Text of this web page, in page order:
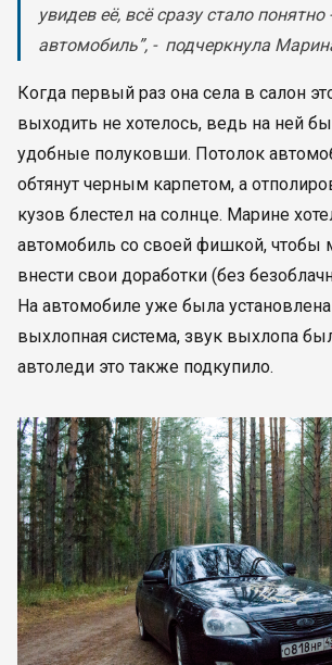
увидев её, всё сразу стало понятно
автомобиль”, - подчеркнула
Когда первый раз она села в салон
выходить не хотелось, ведь на ней
удобные полуковши. Потолок
обтянут черным карпетом, а
кузов блестел на солнце. Марине
автомобиль со своей фишкой,
внести свои доработки (без
На автомобиле уже была
выхлопная система, звук выхлопа
автоледи это также подкупило.